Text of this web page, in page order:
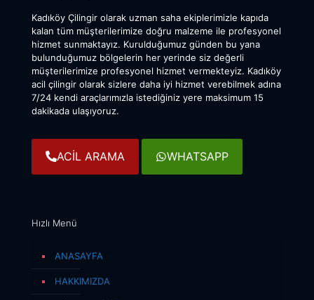
Kadıköy Çilingir olarak uzman saha ekiplerimizle kapıda
kalan tüm müşterilerimize doğru malzeme ile profesyonel
hizmet sunmaktayız. Kurulduğumuz günden bu yana
bulunduğumuz bölgelerin her yerinde siz değerli
müşterilerimize profesyonel hizmet vermekteyiz. Kadıköy
acil çilingir olarak sizlere daha iyi hizmet verebilmek adına
7/24 kendi araçlarımızla istediğiniz yere maksimum 15
dakikada ulaşıyoruz.
ACİL ARAMA WHATSAPP
Hızlı Menü
ANASAYFA
HAKKIMIZDA